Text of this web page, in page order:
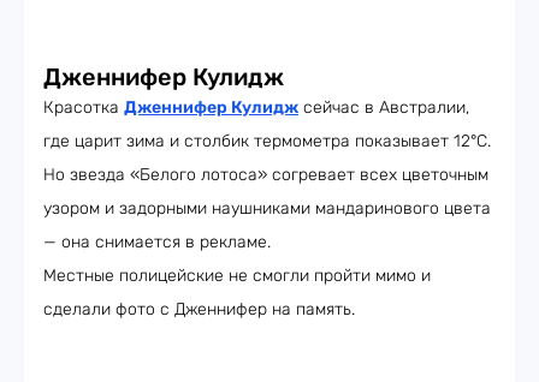
Дженнифер Кулидж
Красотка Дженнифер Кулидж сейчас в Австралии,
где царит зима и столбик термометра показывает 12°C.
Но звезда «Белого лотоса» согревает всех цветочным
узором и задорными наушниками мандаринового цвета
— она снимается в рекламе.
Местные полицейские не смогли пройти мимо и
сделали фото с Дженнифер на память.